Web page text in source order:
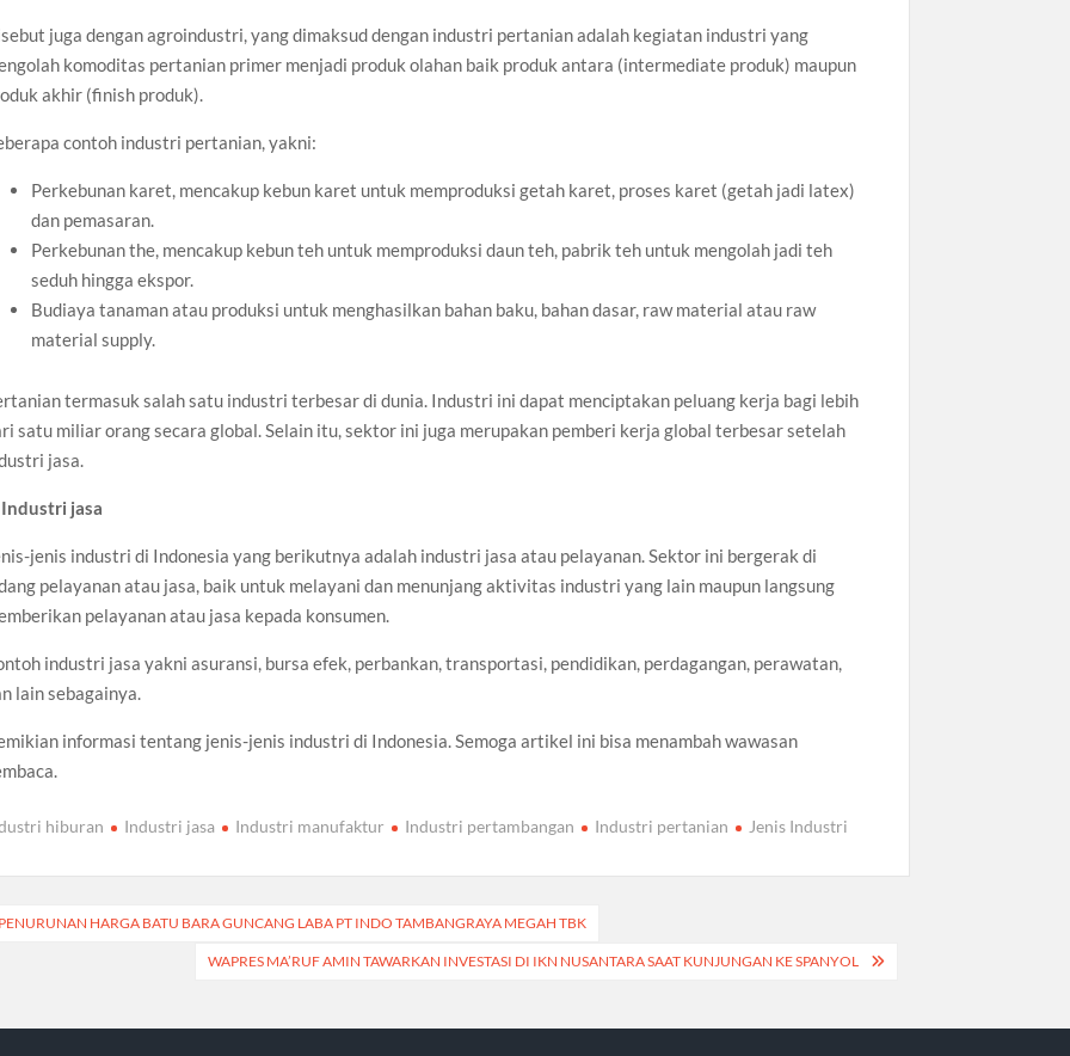
juga dengan agroindustri, yang dimaksud dengan industri pertanian adalah kegiatan industri yang
komoditas pertanian primer menjadi produk olahan baik produk antara (intermediate produk) maupun
akhir (finish produk).
contoh industri pertanian, yakni:
Perkebunan karet, mencakup kebun karet untuk memproduksi getah karet, proses karet (getah jadi latex)
dan pemasaran.
Perkebunan the, mencakup kebun teh untuk memproduksi daun teh, pabrik teh untuk mengolah jadi teh
seduh hingga ekspor.
Budiaya tanaman atau produksi untuk menghasilkan bahan baku, bahan dasar, raw material atau raw
material supply.
termasuk salah satu industri terbesar di dunia. Industri ini dapat menciptakan peluang kerja bagi lebih
satu miliar orang secara global. Selain itu, sektor ini juga merupakan pemberi kerja global terbesar setelah
jasa.
Industri jasa
jenis industri di Indonesia yang berikutnya adalah industri jasa atau pelayanan. Sektor ini bergerak di
pelayanan atau jasa, baik untuk melayani dan menunjang aktivitas industri yang lain maupun langsung
pelayanan atau jasa kepada konsumen.
industri jasa yakni asuransi, bursa efek, perbankan, transportasi, pendidikan, perdagangan, perawatan,
lain sebagainya.
informasi tentang jenis-jenis industri di Indonesia. Semoga artikel ini bisa menambah wawasan
hiburan Industri jasa Industri manufaktur Industri pertambangan Industri pertanian Jenis Industri
PENURUNAN HARGA BATU BARA GUNCANG LABA PT INDO TAMBANGRAYA MEGAH TBK
WAPRES MA’RUF AMIN TAWARKAN INVESTASI DI IKN NUSANTARA SAAT KUNJUNGAN KE SPANYOL